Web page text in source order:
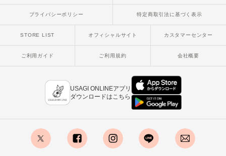
Reebok
SALOMON
サロモン
プライバシーポリシー 特定商取引法に基づく表示
STORE LIST オフィシャルサイト カスタマーセンター
ご利用ガイド ご利用規約 会社概要
USAGI ONLINEアプリ
ダウンロードはこちら